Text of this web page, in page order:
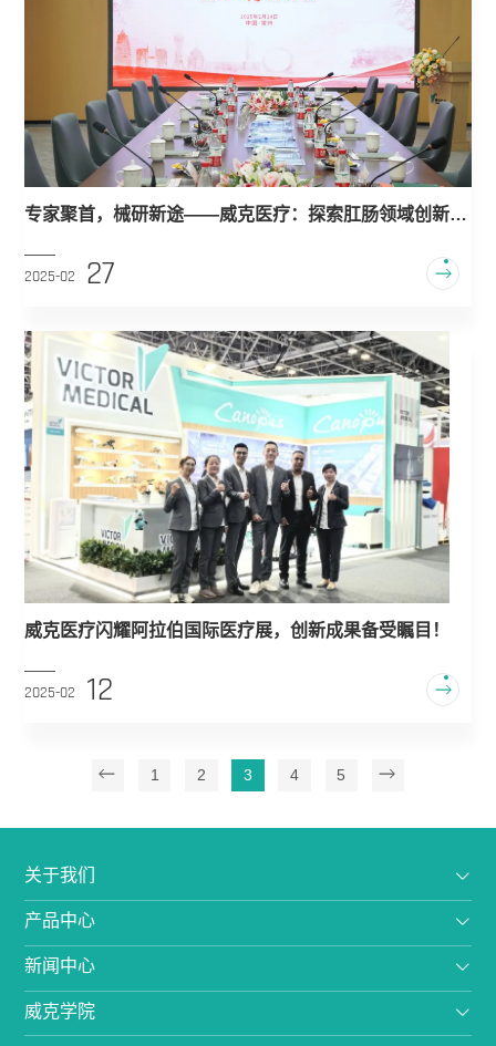
专家聚首，械研新途——威克医疗：探索肛肠领域创新之
2025-02 27
威克医疗闪耀阿拉伯国际医疗展，创新成果备受瞩目！
2025-02 12
1 2 3 4 5
关于我们
产品中心
新闻中心
威克学院